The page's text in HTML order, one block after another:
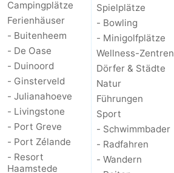
Campingplätze
Ferienhäuser
- Buitenheem
- De Oase
- Duinoord
- Ginsterveld
- Julianahoeve
- Livingstone
- Port Greve
- Port Zélande
- Resort
Haamstede
Spielplätze
- Bowling
- Minigolfplätze
Wellness-Zentren
Dörfer & Städte
Natur
Führungen
Sport
- Schwimmbader
- Radfahren
- Wandern